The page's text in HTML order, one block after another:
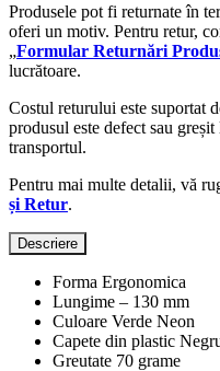
Produsele pot fi returnate în
oferi un motiv. Pentru retur,
„Formular Returnări
lucrătoare.
Costul returului este suportat
produsul este defect sau
transportul.
Pentru mai multe detalii, vă
și Retur.
Descriere
Forma Ergonomica
Lungime – 130 mm
Culoare Verde Neon
Capete din plastic
Greutate 70 grame